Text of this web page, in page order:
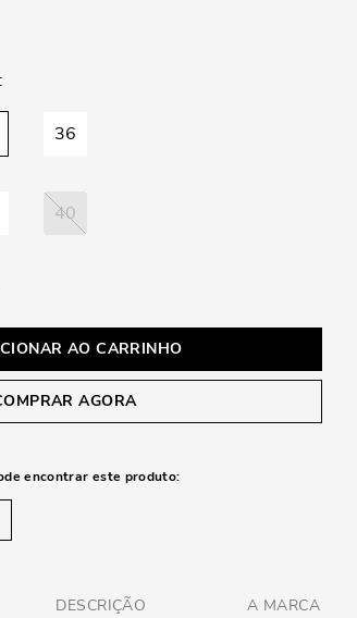
36
40
AO CARRINHO
AGORA
encontrar este produto:
DESCRIÇÃO A MARCA